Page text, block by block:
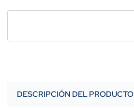
DESCRIPCIÓN DEL PRODUCTO